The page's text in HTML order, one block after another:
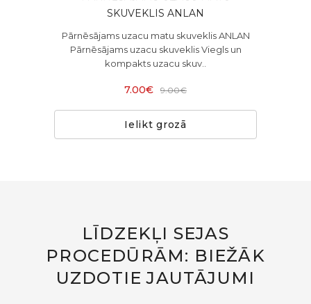
SKUVEKLIS ANLAN
Pārnēsājams uzacu matu skuveklis ANLAN
Pārnēsājams uzacu skuveklis Viegls un
kompakts uzacu skuv..
7.00€ 9.00€
Ielikt grozā
LĪDZEKĻI SEJAS
PROCEDŪRĀM: BIEŽĀK
UZDOTIE JAUTĀJUMI